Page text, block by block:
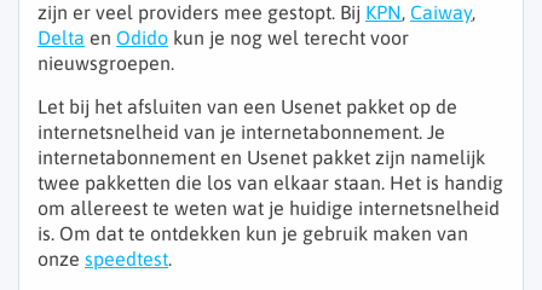
zijn er veel providers mee gestopt. Bij KPN, Caiway,
Delta en Odido kun je nog wel terecht voor
nieuwsgroepen.
Let bij het afsluiten van een Usenet pakket op de
internetsnelheid van je internetabonnement. Je
internetabonnement en Usenet pakket zijn namelijk
twee pakketten die los van elkaar staan. Het is handig
om allereest te weten wat je huidige internetsnelheid
is. Om dat te ontdekken kun je gebruik maken van
onze speedtest.